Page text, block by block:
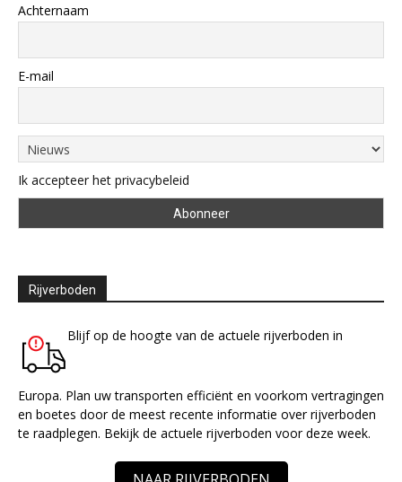
Achternaam
E-mail
Ik accepteer het privacybeleid
Rijverboden
Blijf op de hoogte van de actuele rijverboden in
Europa. Plan uw transporten efficiënt en voorkom vertragingen
en boetes door de meest recente informatie over rijverboden
te raadplegen. Bekijk de actuele rijverboden voor deze week.